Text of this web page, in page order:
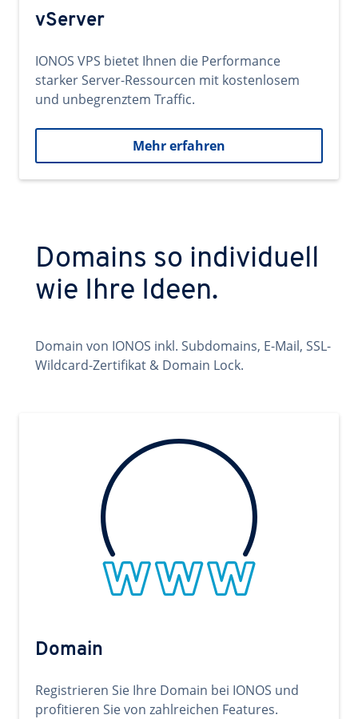
vServer
IONOS VPS bietet Ihnen die Performance
starker Server-Ressourcen mit kostenlosem
und unbegrenztem Traffic.
Mehr erfahren
Domains so individuell
wie Ihre Ideen.
Domain von IONOS inkl. Subdomains, E-Mail, SSL-
Wildcard-Zertifikat & Domain Lock.
Domain
Registrieren Sie Ihre Domain bei IONOS und
profitieren Sie von zahlreichen Features.